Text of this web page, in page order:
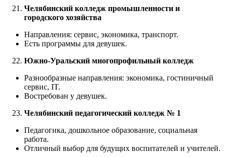
Челябинский колледж промышленности и
городского хозяйства
Направления: сервис, экономика, транспорт.
Есть программы для девушек.
Южно-Уральский многопрофильный колледж
Разнообразные направления: экономика, гостиничный
сервис, IT.
Востребован у девушек.
Челябинский педагогический колледж № 1
Педагогика, дошкольное образование, социальная
работа.
Отличный выбор для будущих воспитателей и учителей.